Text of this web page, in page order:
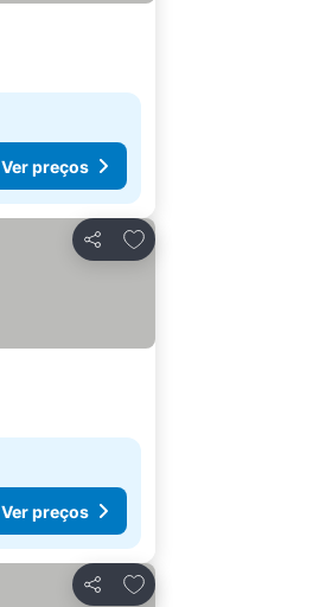
Ver preços
Partilhar
Adicionar aos favoritos
Ver preços
Partilhar
Adicionar aos favoritos